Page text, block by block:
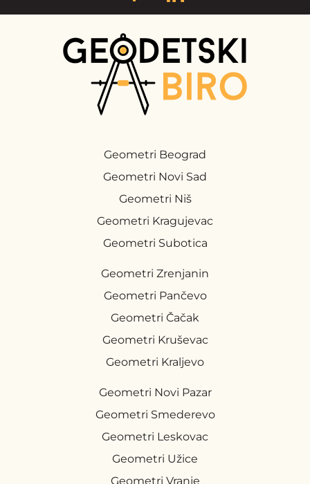
Geometri Beograd
Geometri Novi Sad
Geometri Niš
Geometri Kragujevac
Geometri Subotica
Geometri Zrenjanin
Geometri Pančevo
Geometri Čačak
Geometri Kruševac
Geometri Kraljevo
Geometri Novi Pazar
Geometri Smederevo
Geometri Leskovac
Geometri Užice
Geometri Vranje